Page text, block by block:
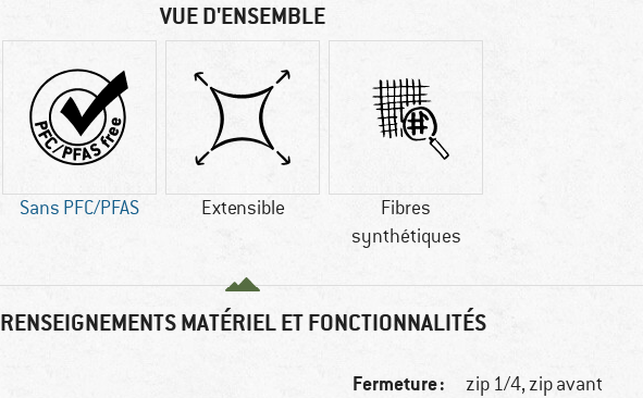
VUE D'ENSEMBLE
Sans PFC/PFAS Extensible
Fibres
synthétiques
RENSEIGNEMENTS MATÉRIEL ET FONCTIONNALITÉS
Fermeture : zip 1/4, zip avant